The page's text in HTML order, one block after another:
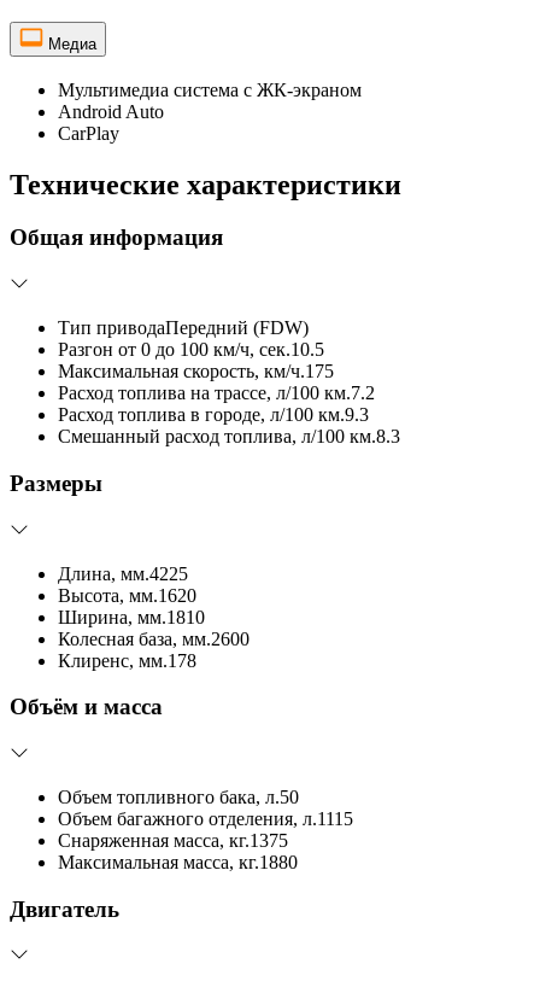
Медиа
Мультимедиа система с ЖК-экраном
Android Auto
CarPlay
Технические характеристики
Общая информация
Тип приводаПередний (FDW)
Разгон от 0 до 100 км/ч, сек.10.5
Максимальная скорость, км/ч.175
Расход топлива на трассе, л/100 км.7.2
Расход топлива в городе, л/100 км.9.3
Смешанный расход топлива, л/100 км.8.3
Размеры
Длина, мм.4225
Высота, мм.1620
Ширина, мм.1810
Колесная база, мм.2600
Клиренс, мм.178
Объём и масса
Объем топливного бака, л.50
Объем багажного отделения, л.1115
Снаряженная масса, кг.1375
Максимальная масса, кг.1880
Двигатель